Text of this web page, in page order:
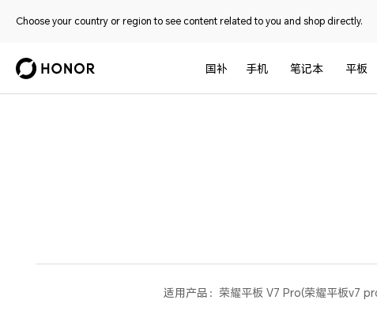
Choose your country or region to see content related to you and shop directly.
国补 手机 笔记本 平板
适用产品：